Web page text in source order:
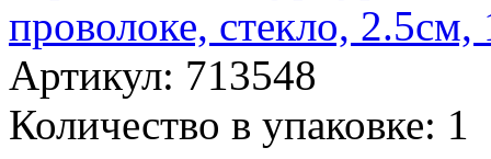
проволоке, стекло,
Артикул: 713548
Количество в упаковке: 1